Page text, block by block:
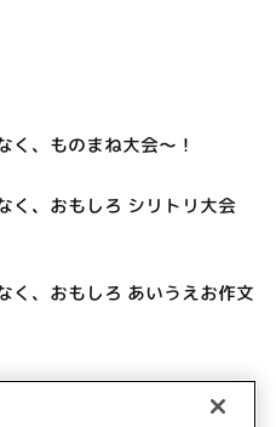
く、ものまね大会～！
く、おもしろ シリトリ大会
く、おもしろ あいうえお作文